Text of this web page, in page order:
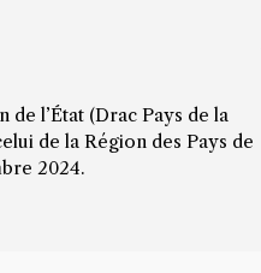
l’État (Drac Pays de la
de la Région des Pays de
2024.